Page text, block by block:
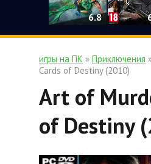
6.8
игры на ПК » Приключения
Cards of Destiny (2010)
Art of
of Destiny